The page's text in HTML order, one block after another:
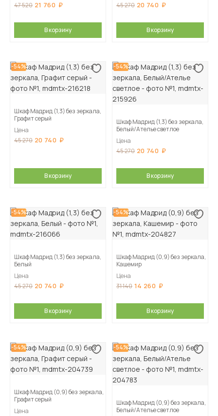
47 520 21 760
В корзину
45 270 20 740
В корзину
-54%
Шкаф Мадрид (1,3) без зеркала,
Графит серый
Цена
45 270 20 740
В корзину
-54%
Шкаф Мадрид (1,3) без зеркала,
Белый/Ателье светлое
Цена
45 270 20 740
В корзину
-54%
Шкаф Мадрид (1,3) без зеркала,
Белый
Цена
45 270 20 740
В корзину
-54%
Шкаф Мадрид (0,9) без зеркала,
Кашемир
Цена
31 140 14 260
В корзину
-54%
Шкаф Мадрид (0,9) без зеркала,
Графит серый
Цена
-54%
Шкаф Мадрид (0,9) без зеркала,
Белый/Ателье светлое